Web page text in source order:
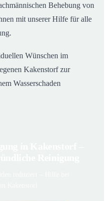
Behebung von
mit unserer Hilfe für alle
Wünschen im
Kakenstorf zur
Wasserschaden